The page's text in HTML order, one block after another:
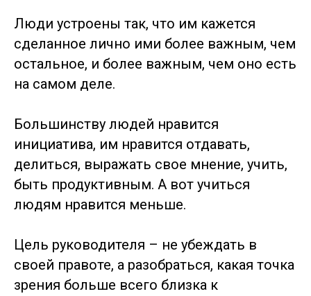
Люди устроены так, что им кажется
сделанное лично ими более важным, чем
остальное, и более важным, чем оно есть
на самом деле.
Большинству людей нравится
инициатива, им нравится отдавать,
делиться, выражать свое мнение, учить,
быть продуктивным. А вот учиться
людям нравится меньше.
Цель руководителя – не убеждать в
своей правоте, а разобраться, какая точка
зрения больше всего близка к